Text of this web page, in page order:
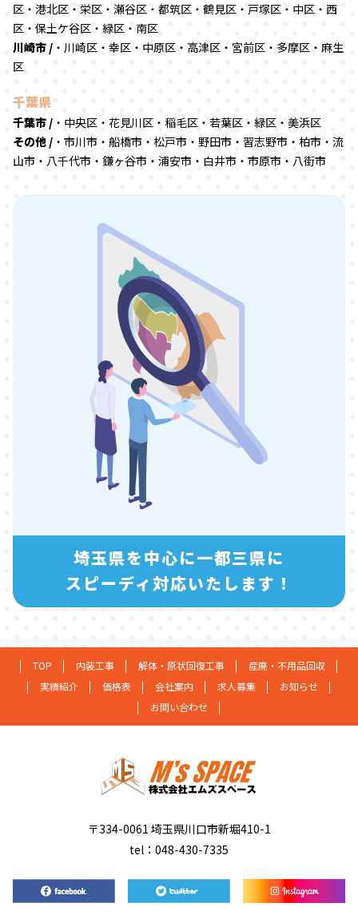
区・港北区・栄区・瀬谷区・都筑区・鶴見区・戸塚区・中区・西
区・保土ケ谷区・緑区・南区
川崎市 / ・川崎区・幸区・中原区・高津区・宮前区・多摩区・麻生
区
千葉県
千葉市 / ・中央区・花見川区・稲毛区・若葉区・緑区・美浜区
その他 / ・市川市・船橋市・松戸市・野田市・習志野市・柏市・流
山市・八千代市・鎌ヶ谷市・浦安市・白井市・市原市・八街市
埼玉県を中心に一都三県に
スピーディ対応いたします！
TOP 内装工事 解体・原状回復工事
産廃・不用品回収
実績紹介
価格表 会社案内 求人募集
お知らせ
お問い合わせ
〒334-0061 埼玉県川口市新堀410-1
tel：048-430-7335